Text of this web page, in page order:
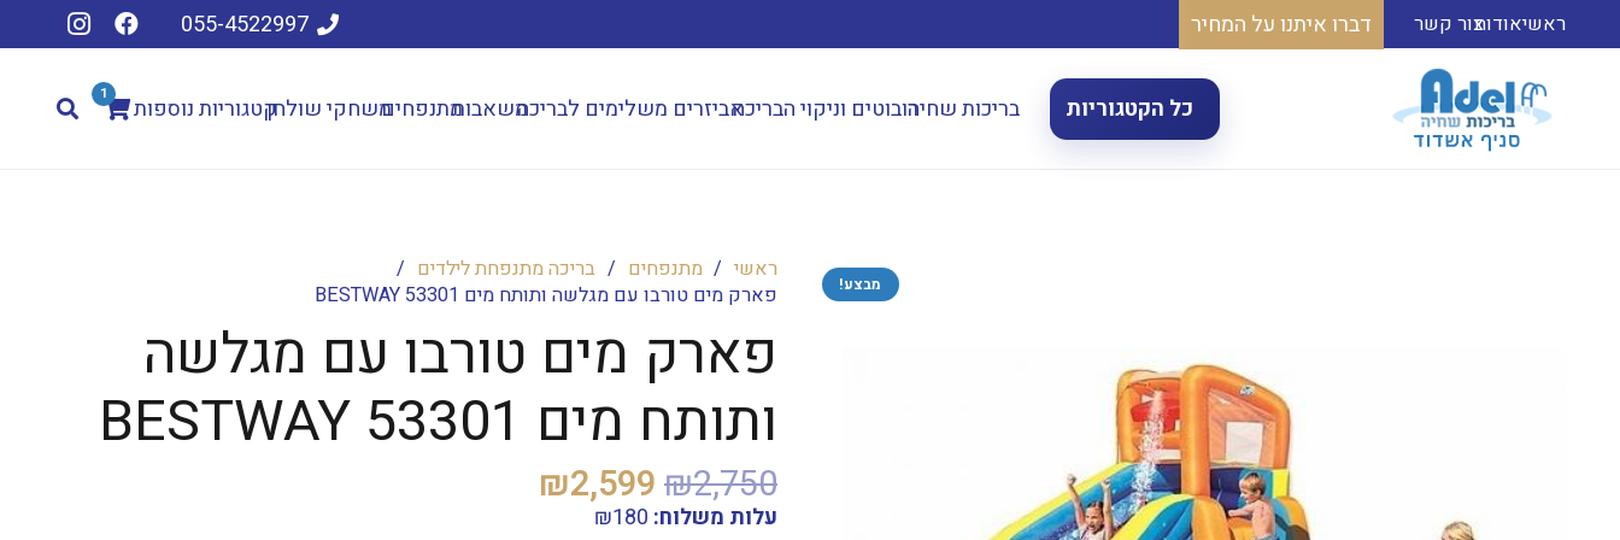
ראשיאודותצור קשר דברו איתנו על המחיר 055-4522997
כל הקטגוריות בריכות שחיהרובוטים וניקוי הבריכהאביזרים משלימים לבריכהמשאבותמתנפחיםמשחקי שולחןקטגוריות נוספות 1
מבצע!
ראשי / מתנפחים / בריכה מתנפחת לילדים /
פארק מים טורבו עם מגלשה ותותח מים BESTWAY 53301
פארק מים טורבו עם מגלשה
ותותח מים BESTWAY 53301
₪2,750 המחיר
המקורי
₪2,599
עלות משלוח: ₪180